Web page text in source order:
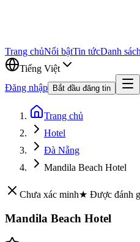
Trang chủNổi bậtTin tứcDanh sách
Tiếng Việt
Đăng nhập
Bắt đầu đăng tin
Trang chủ
Hotel
Đà Nẵng
Mandila Beach Hotel
Chưa xác minh★ Được đánh
Mandila Beach Hotel